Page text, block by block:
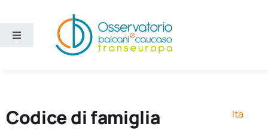
contenuto
Toggle
Codice di famiglia Ita